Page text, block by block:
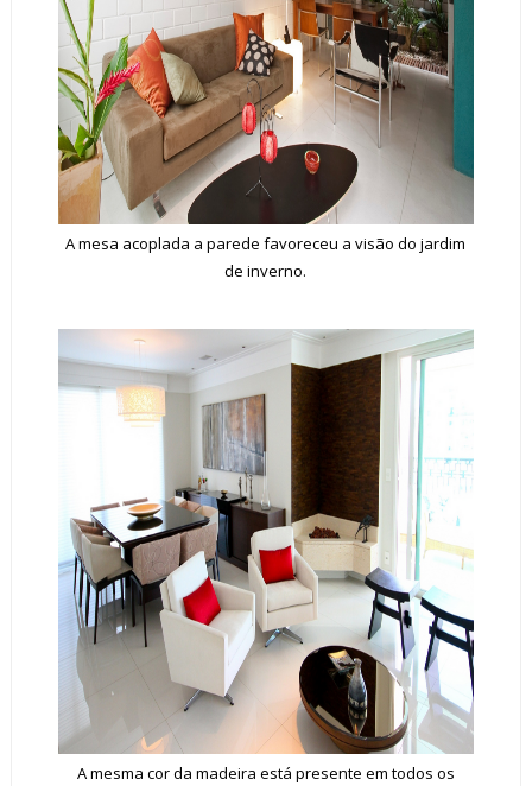
A mesa acoplada a parede favoreceu a visão do jardim
de inverno.
A mesma cor da madeira está presente em todos os